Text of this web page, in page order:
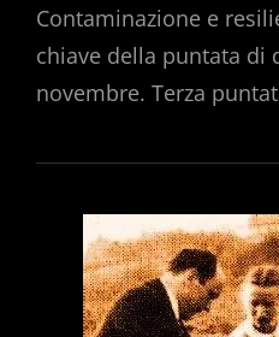
Contaminazione e
chiave della puntata di
novembre. Terza